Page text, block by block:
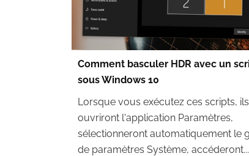
Comment basculer HDR avec un
sous Windows 10
Lorsque vous exécutez ces scripts, ils
ouvriront l'application Paramètres,
sélectionneront automatiquement le
de paramètres Système, accéderont...